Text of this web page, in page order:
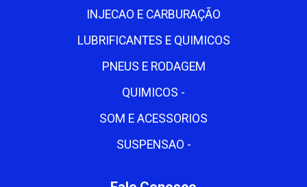
INJECAO E CARBURAÇÃO
LUBRIFICANTES E QUIMICOS
PNEUS E RODAGEM
QUIMICOS -
SOM E ACESSORIOS
SUSPENSAO -